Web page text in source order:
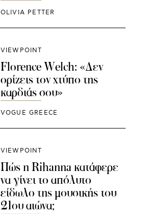
OLIVIA PETTER
VIEWPOINT
Florence Welch: «Δεν
ορίζεις τον χτύπο της
καρδιάς σου»
VOGUE GREECE
VIEWPOINT
Πώς η Rihanna κατάφερε
να γίνει το απόλυτο
είδωλο της μουσικής του
21ου αιώνα;